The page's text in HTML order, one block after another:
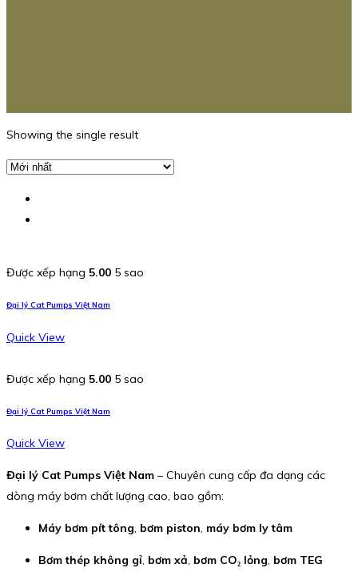
Showing the single result
Được xếp hạng 5.00 5 sao
Đại lý Cat Pumps Việt Nam
Quick View
Được xếp hạng 5.00 5 sao
Đại lý Cat Pumps Việt Nam
Quick View
Đại lý Cat Pumps Việt Nam – Chuyên cung cấp đa dạng các
dòng máy bơm chất lượng cao, bao gồm:
Máy bơm pít tông, bơm piston, máy bơm ly tâm
Bơm thép không gỉ, bơm xả, bơm CO₂ lỏng, bơm TEG